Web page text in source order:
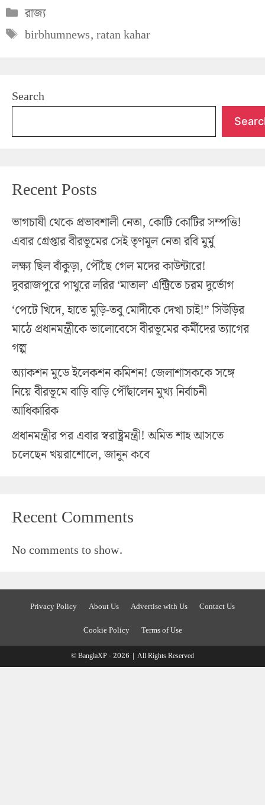
Categories
রাজ্য
Tags
birbhumnews,ratan kahar
Search
Recent Posts
ভাগচাষী থেকে প্রভাবশালী নেতা, কোটি কোটির সম্পত্তি!
এবার গ্রেপ্তার বীরভূমের সেই তৃণমূল নেতা রবি মুর্মু
লক্ষ্য ছিল বাঁকুড়া, পৌঁছে গেল মদের কাউন্টারে!
দুবরাজপুরে পাথুরে লরির ‘মাতাল’ এন্ট্রিতে চরম দুর্ভোগ
‘পেটে খিদে, হাতে মুড়ি-তবু মোদীকে দেখা চাই!” সিউড়ির
মাঠে প্রধানমন্ত্রীকে ভালোবেসে বীরভূমের কর্মীদের ত্যাগের
গল্প
অ্যাকশন মুডে ইলেকশন কমিশন! জেলাশাসককে সঙ্গে
নিয়ে বীরভূমে বাড়ি বাড়ি পৌঁছালেন মুখ্য নির্বাচনী
আধিকারিক
প্রধানমন্ত্রীর পর এবার স্বরাষ্ট্রমন্ত্রী! অমিত শাহ আসতে
চলেছেন খয়রাশোলে, জানুন কবে
Recent Comments
No comments to show.
Privacy Policy About Us Advertise with Us
Contact Us
Cookie Policy
Terms of Use
© BanglaXP - 2026 | All Rights Reserved